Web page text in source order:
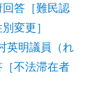
答［難民認
変更］
英明議員（れ
不法滞在者